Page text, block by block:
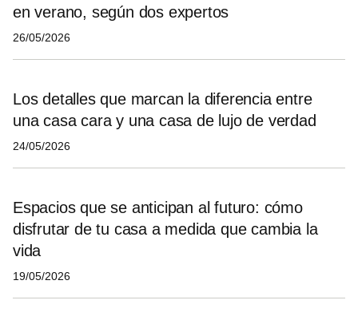
en verano, según dos expertos
26/05/2026
Los detalles que marcan la diferencia entre
una casa cara y una casa de lujo de verdad
24/05/2026
Espacios que se anticipan al futuro: cómo
disfrutar de tu casa a medida que cambia la
vida
19/05/2026